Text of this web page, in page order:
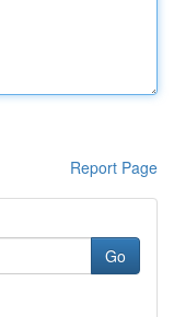
Report Page
Go